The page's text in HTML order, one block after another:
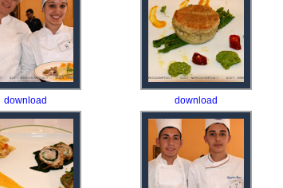
download download